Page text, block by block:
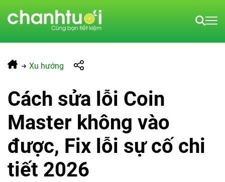
Xu hướng
Cách sửa lỗi Coin
Master không vào
được, Fix lỗi sự cố chi
tiết 2026